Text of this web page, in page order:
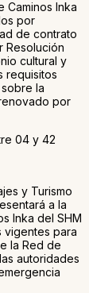
Caminos Inka
por
de contrato
Resolución
cultural y
requisitos
la
por
04 y 42
y Turismo
a la
Inka del SHM
vigentes para
la Red de
autoridades